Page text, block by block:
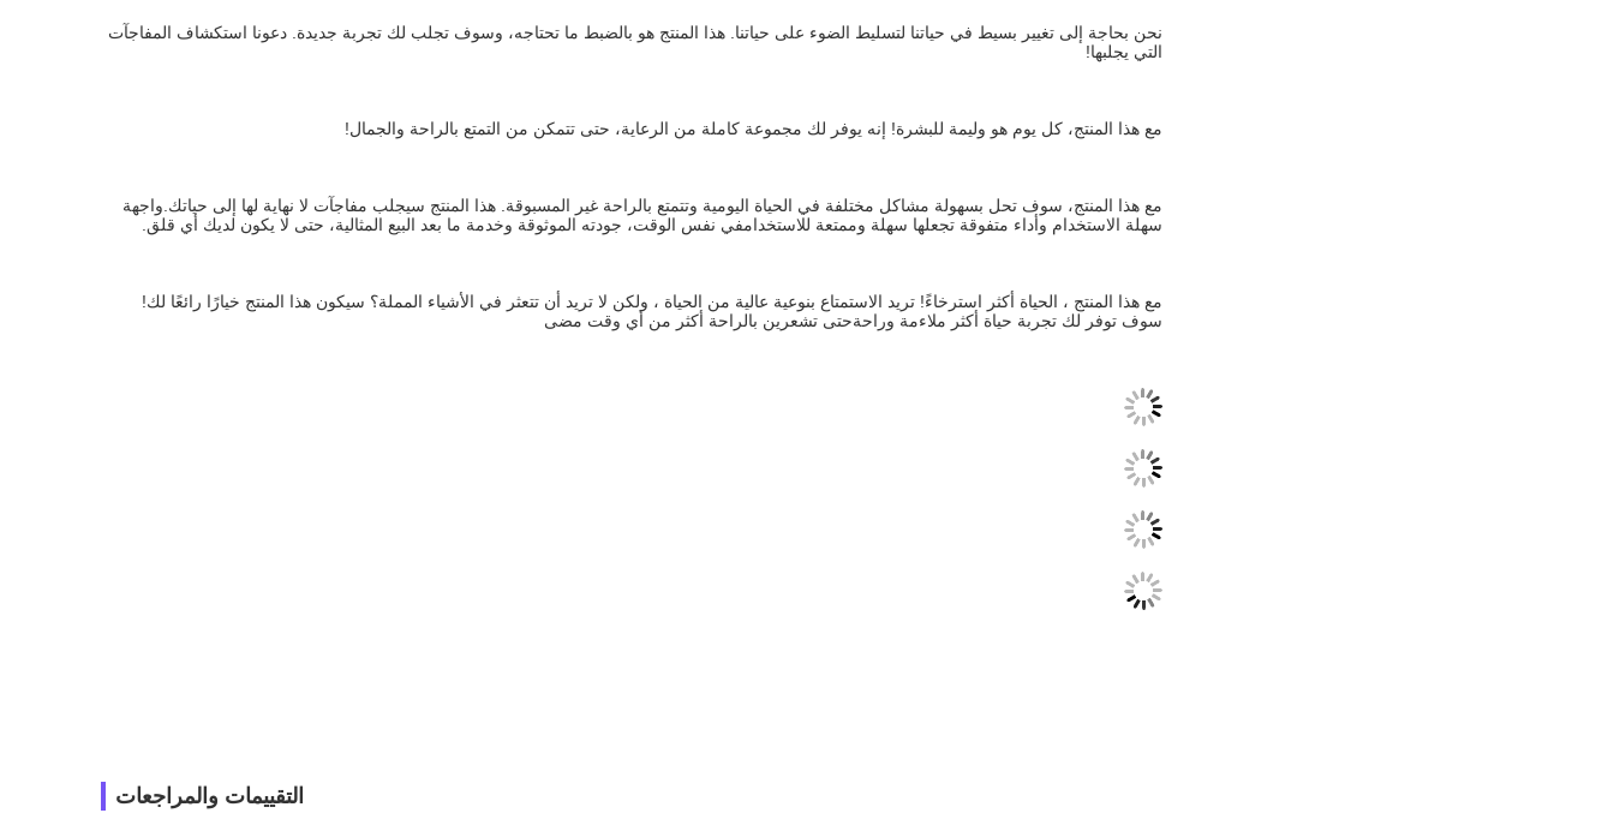
التي يجلبها!
مع هذا المنتج، كل يوم هو وليمة للبشرة! إنه يوفر لك مجموعة كاملة من الرعاية، حتى تتمكن من التمتع بالراحة والجمال!
سهلة الاستخدام وأداء متفوقة تجعلها سهلة وممتعة للاستخدامفي نفس الوقت، جودته الموثوقة وخدمة ما بعد البيع المثالية، حتى لا يكون لديك أي قلق.
مع هذا المنتج ، الحياة أكثر استرخاءً! تريد الاستمتاع بنوعية عالية من الحياة ، ولكن لا تريد أن تتعثر في الأشياء المملة؟ سيكون هذا المنتج خيارًا رائعًا لك!
سوف توفر لك تجربة حياة أكثر ملاءمة وراحةحتى تشعرين بالراحة أكثر من أي وقت مضى
التقييمات والمراجعات